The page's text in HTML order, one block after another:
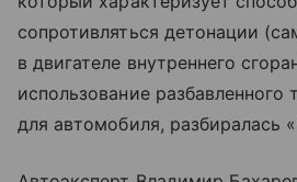
сопротивляться детонации
в двигателе внутреннего
использование разбавленного
для автомобиля, разбиралась